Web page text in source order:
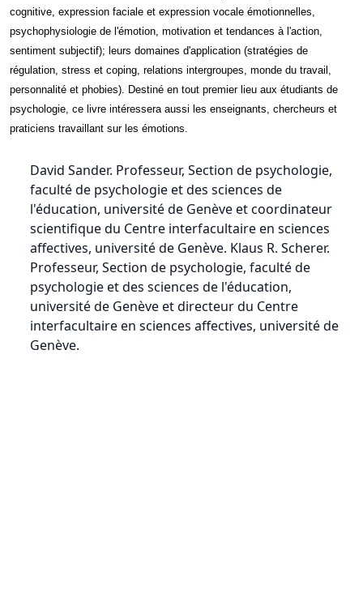
cognitive, expression faciale et expression vocale émotionnelles,
psychophysiologie de l'émotion, motivation et tendances à l'action,
sentiment subjectif); leurs domaines d'application (stratégies de
régulation, stress et coping, relations intergroupes, monde du travail,
personnalité et phobies). Destiné en tout premier lieu aux étudiants de
psychologie, ce livre intéressera aussi les enseignants, chercheurs et
praticiens travaillant sur les émotions.
David Sander. Professeur, Section de psychologie,
faculté de psychologie et des sciences de
l'éducation, université de Genève et coordinateur
scientifique du Centre interfacultaire en sciences
affectives, université de Genève. Klaus R. Scherer.
Professeur, Section de psychologie, faculté de
psychologie et des sciences de l'éducation,
université de Genève et directeur du Centre
interfacultaire en sciences affectives, université de
Genève.